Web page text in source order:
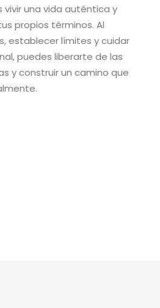
vivir una vida auténtica y
propios términos. Al
establecer límites y cuidar
puedes liberarte de las
y construir un camino que